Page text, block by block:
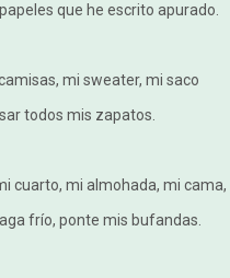
que he escrito apurado.
mi sweater, mi saco
todos mis zapatos.
cuarto, mi almohada, mi cama,
frío, ponte mis bufandas.